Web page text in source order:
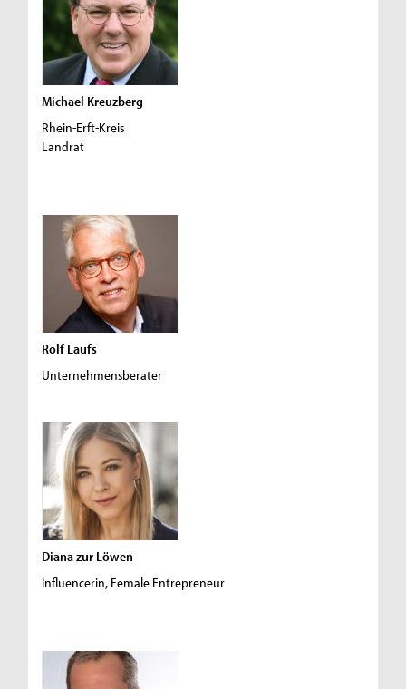
Michael Kreuzberg
Rhein-Erft-Kreis
Landrat
Rolf Laufs
Unternehmensberater
Diana zur Löwen
Influencerin, Female Entrepreneur